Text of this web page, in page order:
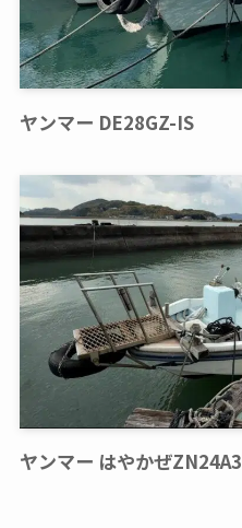
ヤンマー DE28GZ-IS
ヤンマー はやかぜZN24A3